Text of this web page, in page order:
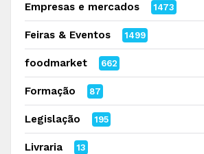
Empresas e mercados 1473
Feiras & Eventos 1499
foodmarket 662
Formação 87
Legislação 195
Livraria 13